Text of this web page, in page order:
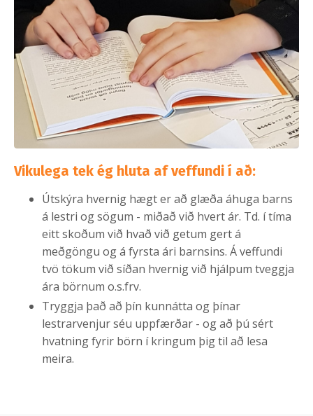
Vikulega tek ég hluta af veffundi í að:
Útskýra hvernig hægt er að glæða áhuga barns
á lestri og sögum - miðað við hvert ár. Td. í tíma
eitt skoðum við hvað við getum gert á
meðgöngu og á fyrsta ári barnsins. Á veffundi
tvö tökum við síðan hvernig við hjálpum tveggja
ára börnum o.s.frv.
Tryggja það að þín kunnátta og þínar
lestrarvenjur séu uppfærðar - og að þú sért
hvatning fyrir börn í kringum þig til að lesa
meira.